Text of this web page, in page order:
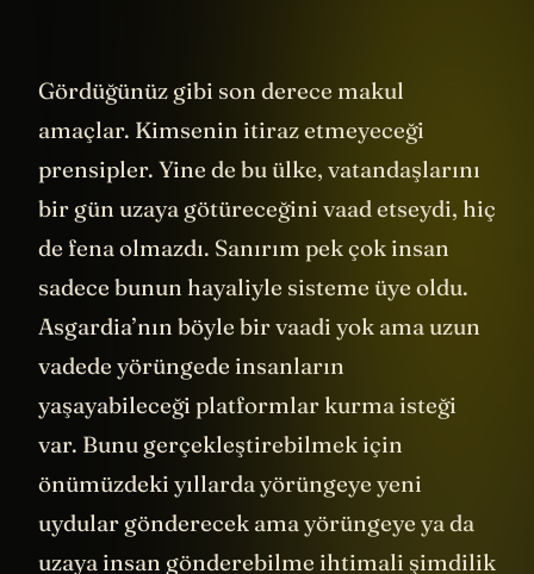
Gördüğünüz gibi son derece makul
amaçlar. Kimsenin itiraz etmeyeceği
prensipler. Yine de bu ülke, vatandaşlarını
bir gün uzaya götüreceğini vaad etseydi, hiç
de fena olmazdı. Sanırım pek çok insan
sadece bunun hayaliyle sisteme üye oldu.
Asgardia’nın böyle bir vaadi yok ama uzun
vadede yörüngede insanların
yaşayabileceği platformlar kurma isteği
var. Bunu gerçekleştirebilmek için
önümüzdeki yıllarda yörüngeye yeni
uydular gönderecek ama yörüngeye ya da
uzaya insan gönderebilme ihtimali şimdilik